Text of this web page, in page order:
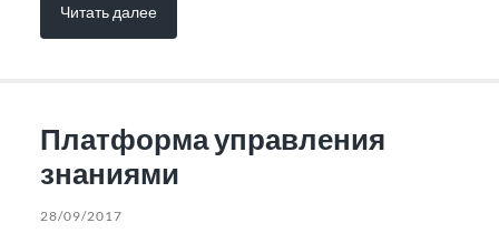
Читать далее
Платформа управления
знаниями
28/09/2017